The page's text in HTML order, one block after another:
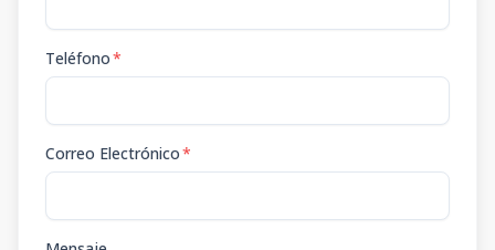
Teléfono*
Correo Electrónico*